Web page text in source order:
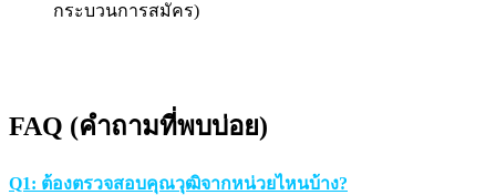
กระบวนการสมัคร)
FAQ (คำถามที่พบบ่อย)
Q1: ต้องตรวจสอบคุณวุฒิจากหน่วยไหนบ้าง?